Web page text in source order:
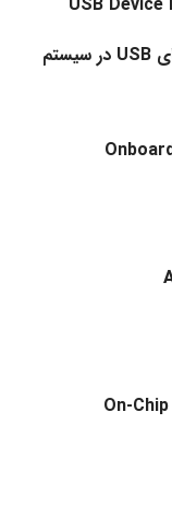
تنظیم امکان/عدم امکان استفاده از دستگاههای USB در سیستم